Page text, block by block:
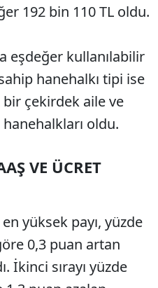
192 bin 110 TL oldu.
eşdeğer kullanılabilir
hanehalkı tipi ise
bir çekirdek aile ve
oldu.
VE ÜCRET
yüksek payı, yüzde
0,3 puan artan
İkinci sırayı yüzde